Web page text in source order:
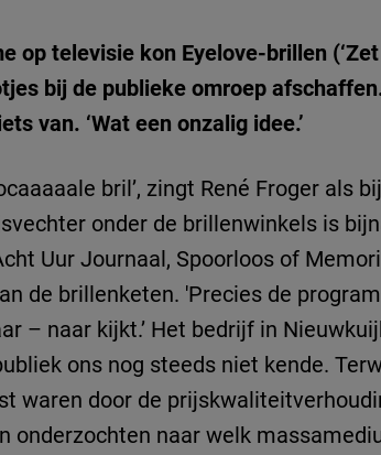
op televisie kon Eyelove-brillen
bij de publieke omroep
van. ‘Wat een onzalig idee.’
bril’, zingt René Froger als
onder de brillenwinkels is
Uur Journaal, Spoorloos of
de brillenketen. 'Precies de
– naar kijkt.’ Het bedrijf in
ons nog steeds niet kende.
waren door de
onderzochten naar welk